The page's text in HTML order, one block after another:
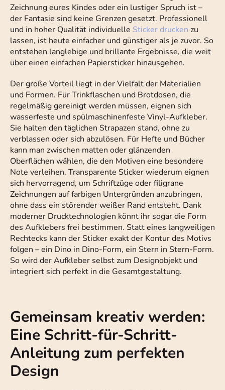
Zeichnung eures Kindes oder ein lustiger Spruch ist –
der Fantasie sind keine Grenzen gesetzt. Professionell
und in hoher Qualität individuelle Sticker drucken zu
lassen, ist heute einfacher und günstiger als je zuvor. So
entstehen langlebige und brillante Ergebnisse, die weit
über einen einfachen Papiersticker hinausgehen.
Der große Vorteil liegt in der Vielfalt der Materialien
und Formen. Für Trinkflaschen und Brotdosen, die
regelmäßig gereinigt werden müssen, eignen sich
wasserfeste und spülmaschinenfeste Vinyl-Aufkleber.
Sie halten den täglichen Strapazen stand, ohne zu
verblassen oder sich abzulösen. Für Hefte und Bücher
kann man zwischen matten oder glänzenden
Oberflächen wählen, die den Motiven eine besondere
Note verleihen. Transparente Sticker wiederum eignen
sich hervorragend, um Schriftzüge oder filigrane
Zeichnungen auf farbigen Untergründen anzubringen,
ohne dass ein störender weißer Rand entsteht. Dank
moderner Drucktechnologien könnt ihr sogar die Form
des Aufklebers frei bestimmen. Statt eines langweiligen
Rechtecks kann der Sticker exakt der Kontur des Motivs
folgen – ein Dino in Dino-Form, ein Stern in Stern-Form.
So wird der Aufkleber selbst zum Designobjekt und
integriert sich perfekt in die Gesamtgestaltung.
Gemeinsam kreativ werden:
Eine Schritt-für-Schritt-
Anleitung zum perfekten
Design